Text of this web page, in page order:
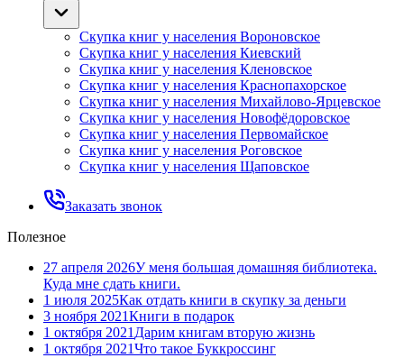
Скупка книг у населения Вороновское
Скупка книг у населения Киевский
Скупка книг у населения Кленовское
Скупка книг у населения Краснопахорское
Скупка книг у населения Михайлово-Ярцевское
Скупка книг у населения Новофёдоровское
Скупка книг у населения Первомайское
Скупка книг у населения Роговское
Скупка книг у населения Щаповское
Заказать звонок
Полезное
27 апреля 2026У меня большая домашняя библиотека.
Куда мне сдать книги.
1 июля 2025Как отдать книги в скупку за деньги
3 ноября 2021Книги в подарок
1 октября 2021 Дарим книгам вторую жизнь
1 октября 2021Что такое Буккроссинг